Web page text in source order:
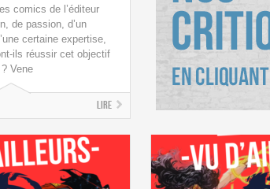
comics de l’éditeur
de passion, d’un
certaine expertise,
ils réussir cet objectif
Vene
Lire